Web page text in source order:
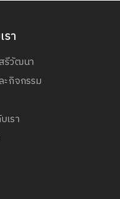
รา
รีวัฒนา
ะกิจกรรม
เรา